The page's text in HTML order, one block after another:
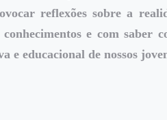
reflexões sobre a
e com saber
e educacional de nossos